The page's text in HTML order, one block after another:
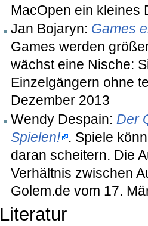
MacOpen ein kleines
Jan Bojaryn: Games
Games werden
wächst eine Nische:
Einzelgängern ohne
Dezember 2013
Wendy Despain: Der
Spielen! . Spiele
daran scheitern. Die
Verhältnis zwischen
Golem.de vom 17.
Literatur